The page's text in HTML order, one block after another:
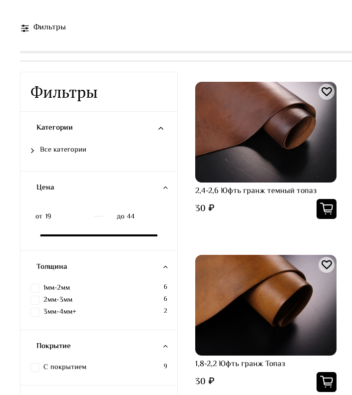
Фильтры
2,4-2,6 Юфть гранж темный топаз
30 ₽
1,8-2,2 Юфть гранж Топаз
30 ₽
Фильтры
Категории
Все категории
Цена
от до
Толщина
1мм-2мм
6
2мм-3мм 6
3мм-4мм+ 2
Покрытие
С покрытием
9